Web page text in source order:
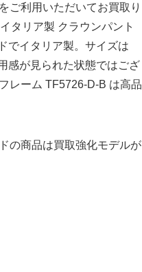
ご利用いただいてお買取り
タリア製 クラウンパント
でイタリア製。サイズは
感が見られた状態ではござ
レーム TF5726-D-B は高品
の商品は買取強化モデルが